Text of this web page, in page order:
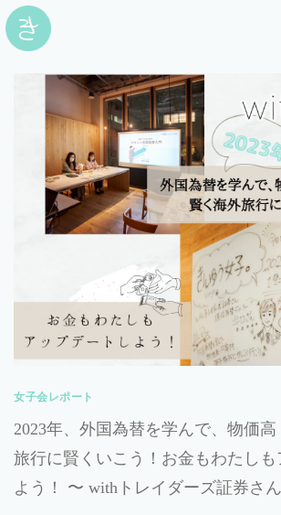
女子会レポート
2023年、外国為替を学んで、物価
旅行に賢くいこう！お金もわたしも
よう！ 〜 withトレイダーズ証券さ